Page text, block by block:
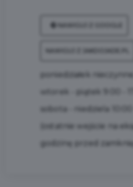
poniedziałek nieczynne,
wtorek - piątek 9:00 -
sobota - niedziela 10:00
(ostatnie wejście na
godzinę przed